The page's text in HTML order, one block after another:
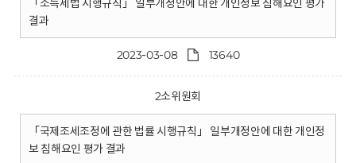
「소득세법 시행규칙」 일부개정안에 대한 개인정보 침해요인 평가
결과
2023-03-08 13640
2소위원회
「국제조세조정에 관한 법률 시행규칙」 일부개정안에 대한 개인정
보 침해요인 평가 결과